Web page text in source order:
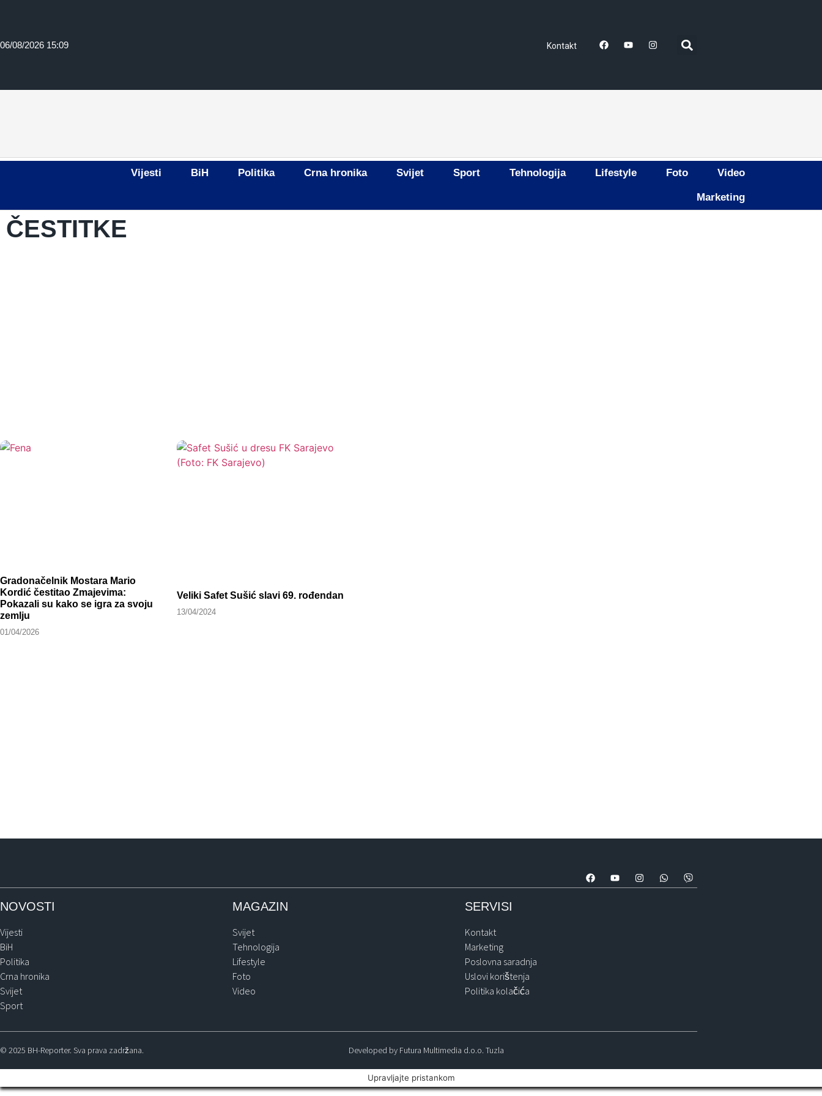
06/08/2026 15:09 Kontakt
Vijesti BiH Politika Crna hronika Svijet Sport Tehnologija Lifestyle Foto Video
Marketing
ČESTITKE
Gradonačelnik Mostara Mario
Kordić čestitao Zmajevima:
Pokazali su kako se igra za svoju
zemlju
01/04/2026
Veliki Safet Sušić slavi 69. rođendan
13/04/2024
NOVOSTI
Vijesti
BiH
Politika
Crna hronika
Svijet
Sport
MAGAZIN
Svijet
Tehnologija
Lifestyle
Foto
Video
SERVISI
Kontakt
Marketing
Poslovna saradnja
Uslovi korištenja
Politika kolačića
© 2025 BH-Reporter. Sva prava zadržana. Developed by Futura Multimedia d.o.o. Tuzla
Upravljajte pristankom